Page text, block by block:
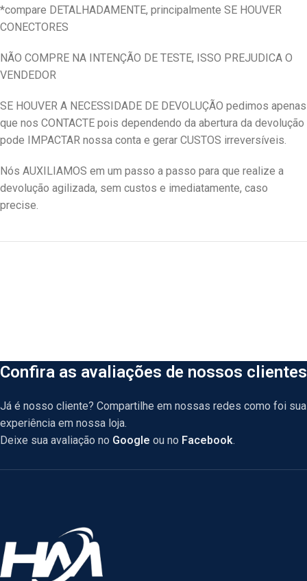
*compare DETALHADAMENTE, principalmente SE HOUVER
CONECTORES
NÃO COMPRE NA INTENÇÃO DE TESTE, ISSO PREJUDICA O
VENDEDOR
SE HOUVER A NECESSIDADE DE DEVOLUÇÃO pedimos apenas
que nos CONTACTE pois dependendo da abertura da devolução
pode IMPACTAR nossa conta e gerar CUSTOS irreversíveis.
Nós AUXILIAMOS em um passo a passo para que realize a
devolução agilizada, sem custos e imediatamente, caso
precise.
Confira as avaliações de nossos clientes
Já é nosso cliente? Compartilhe em nossas redes como foi sua
experiência em nossa loja.
Deixe sua avaliação no Google ou no Facebook.